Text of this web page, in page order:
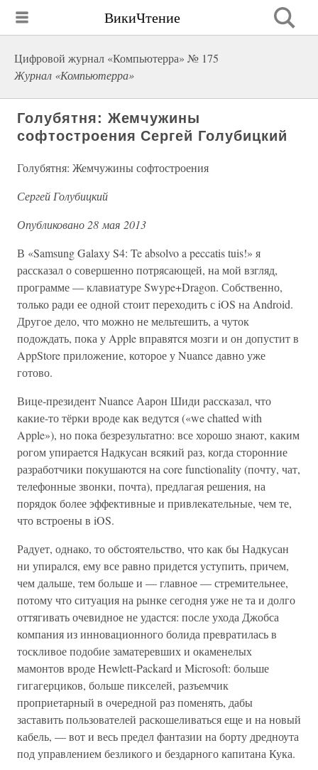
ВикиЧтение
Цифровой журнал «Компьютерра» № 175
Журнал «Компьютерра»
Голубятня: Жемчужины
софтостроения Сергей Голубицкий
Голубятня: Жемчужины софтостроения
Сергей Голубицкий
Опубликовано 28 мая 2013
В «Samsung Galaxy S4: Te absolvo a peccatis tuis!» я
рассказал о совершенно потрясающей, на мой взгляд,
программе — клавиатуре Swype+Dragon. Собственно,
только ради ее одной стоит переходить с iOS на Android.
Другое дело, что можно не мельтешить, а чуток
подождать, пока у Apple вправятся мозги и он допустит в
AppStore приложение, которое у Nuance давно уже
готово.
Вице-президент Nuance Аарон Шиди рассказал, что
какие-то тёрки вроде как ведутся («we chatted with
Apple»), но пока безрезультатно: все хорошо знают, каким
рогом упирается Надкусан всякий раз, когда сторонние
разработчики покушаются на core functionality (почту, чат,
телефонные звонки, почта), предлагая решения, на
порядок более эффективные и привлекательные, чем те,
что встроены в iOS.
Радует, однако, то обстоятельство, что как бы Надкусан
ни упирался, ему все равно придется уступить, причем,
чем дальше, тем больше и — главное — стремительнее,
потому что ситуация на рынке сегодня уже не та и долго
оттягивать очевидное не удастся: после ухода Джобса
компания из инновационного болида превратилась в
тоскливое подобие заматеревших и окаменелых
мамонтов вроде Hewlett-Packard и Microsoft: больше
гигагерциков, больше пикселей, разъемчик
проприетарный в очередной раз поменять, дабы
заставить пользователей раскошеливаться еще и на новый
кабель, — вот и весь предел фантазии на борту дредноута
под управлением безликого и бездарного капитана Кука.